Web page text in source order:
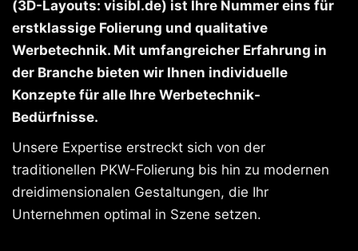
(3D-Layouts: visibl.de) ist Ihre Nummer eins für
erstklassige Folierung und qualitative
Werbetechnik. Mit umfangreicher Erfahrung in
der Branche bieten wir Ihnen individuelle
Konzepte für alle Ihre Werbetechnik-
Bedürfnisse.
Unsere Expertise erstreckt sich von der
traditionellen PKW-Folierung bis hin zu modernen
dreidimensionalen Gestaltungen, die Ihr
Unternehmen optimal in Szene setzen.